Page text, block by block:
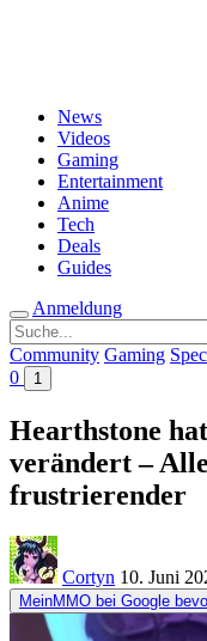
News
Videos
Gaming
Entertainment
Anime
Tech
Deals
Guides
Anmeldung
Suche
nach:
Community Gaming
0
1
Hearthstone
verändert –
frustrierender
Cortyn 10. Juni
MeinMMO bei Google